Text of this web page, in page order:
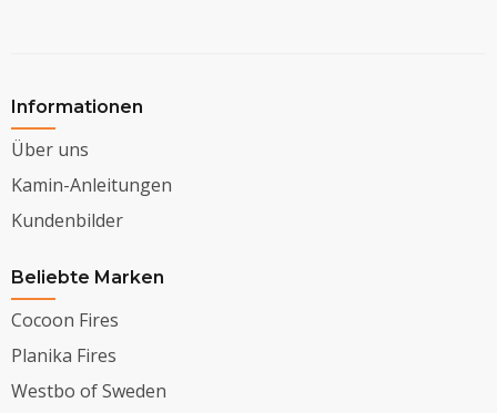
Informationen
Über uns
Kamin-Anleitungen
Kundenbilder
Beliebte Marken
Cocoon Fires
Planika Fires
Westbo of Sweden